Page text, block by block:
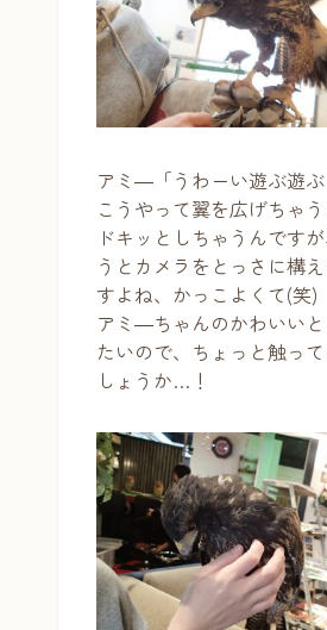
アミ―「うわーい遊ぶ遊ぶ
こうやって翼を広げちゃ
ドキッとしちゃうんです
うとカメラをとっさに構
すよね、かっこよくて(笑)
アミ―ちゃんのかわいいと
たいので、ちょっと触っ
しょうか…！